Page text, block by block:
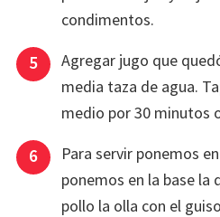
condimentos.
Agregar jugo que
media taza de agua.
medio por 30 minutos
Para servir ponemos
ponemos en la base la
pollo la olla con el